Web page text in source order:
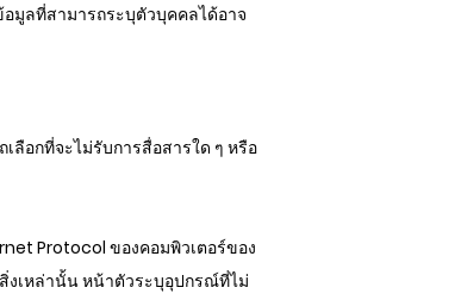
มูลที่สามารถระบุตัวบุคคลได้อาจ
อกที่จะไม่รับการสื่อสารใด ๆ หรือ
Protocol ของคอมพิวเตอร์ของ
งเหล่านั้น หน้าตัวระบุอุปกรณ์ที่ไม่